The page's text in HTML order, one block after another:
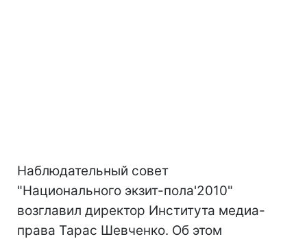
Наблюдательный совет
"Национального экзит-пола'2010"
возглавил директор Института медиа-
права Тарас Шевченко. Об этом